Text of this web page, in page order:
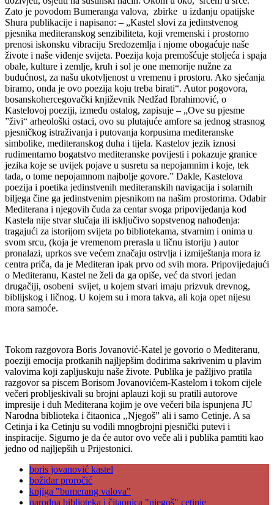
Zato je povodom Bumeranga valova, zbirke u izdanju opatijske
Shura publikacije i napisano: – „Kastel slovi za jedinstvenog
pjesnika mediteranskog senzibiliteta, koji vremenski i prostorno
prenosi iskonsku vibraciju Sredozemlja i njome obogaćuje naše
živote i naše viđenje svijeta. Poezija koja premošćuje stoljeća i spaja
obale, kulture i zemlje, kruh i sol je one memorije nužne za
budućnost, za našu ukotvljenost u vremenu i prostoru. Ako sjećanja
biramo, onda je ovo poezija koju treba birati“. Autor pogovora,
bosanskohercegovački književnik Nedžad Ibrahimović, o
Kastelovoj poeziji, između ostalog, zapisuje – „Ove su pjesme
”živi“ arheološki ostaci, ovo su plutajuće amfore sa jednog strasnog
pjesničkog istraživanja i putovanja korpusima mediteranske
simbolike, mediteranskog duha i tijela. Kastelov jezik iznosi
rudimentarno bogatstvo mediteranske povijesti i pokazuje granice
jezika koje se uvijek pojave u susretu sa nepojamnim i koje, tek
tada, o tome nepojamnom najbolje govore.” Dakle, Kastelova
poezija i poetika jedinstvenih mediteranskih navigacija i solarnih
biljega čine ga jedinstvenim pjesnikom na našim prostorima. Odabir
Mediterana i njegovih čuda za centar svoga pripovijedanja kod
Kastela nije stvar slučaja ili isključivo sopstvenog nahođenja:
tragajući za istorijom svijeta po bibliotekama, stvarnim i onima u
svom srcu, (koja je vremenom prerasla u ličnu istoriju ) autor
pronalazi, uprkos sve većem značaju ostrvlja i izmiještanja mora iz
centra priča, da je Mediteran ipak prvo od svih mora. Pripovijedajući
o Mediteranu, Kastel ne želi da ga opiše, već da stvori jedan
drugačiji, osobeni svijet, u kojem stvari imaju prizvuk drevnog,
biblijskog i ličnog. U kojem su i mora takva, ali koja opet nijesu
mora samoće.
Tokom razgovora Boris Jovanović-Katel je govorio o Mediteranu,
poeziji emocija protkanih najljepšim dodirima sakrivenim u plavim
valovima koji zapljuskuju naše živote. Publika je pažljivo pratila
razgovor sa piscem Borisom Jovanovićem-Kastelom i tokom cijele
večeri probljeskivali su brojni aplauzi koji su pratili autorove
impresije i duh Mediterana kojim je ove večeri bila ispunjena JU
Narodna biblioteka i čitaonica ,,Njegoš” ali i samo Cetinje. A sa
Cetinja i ka Cetinju su vodili mnogbrojni pjesnički putevi i
inspiracije. Sigurno je da će autor ovo veče ali i publika pamtiti kao
jedno od najljepših u Prijestonici.
boris jovanović kastel
božidar proročić
knjiga "bumerang valova"
narodna biblioteka i čitaonica "njegoš" cetinje